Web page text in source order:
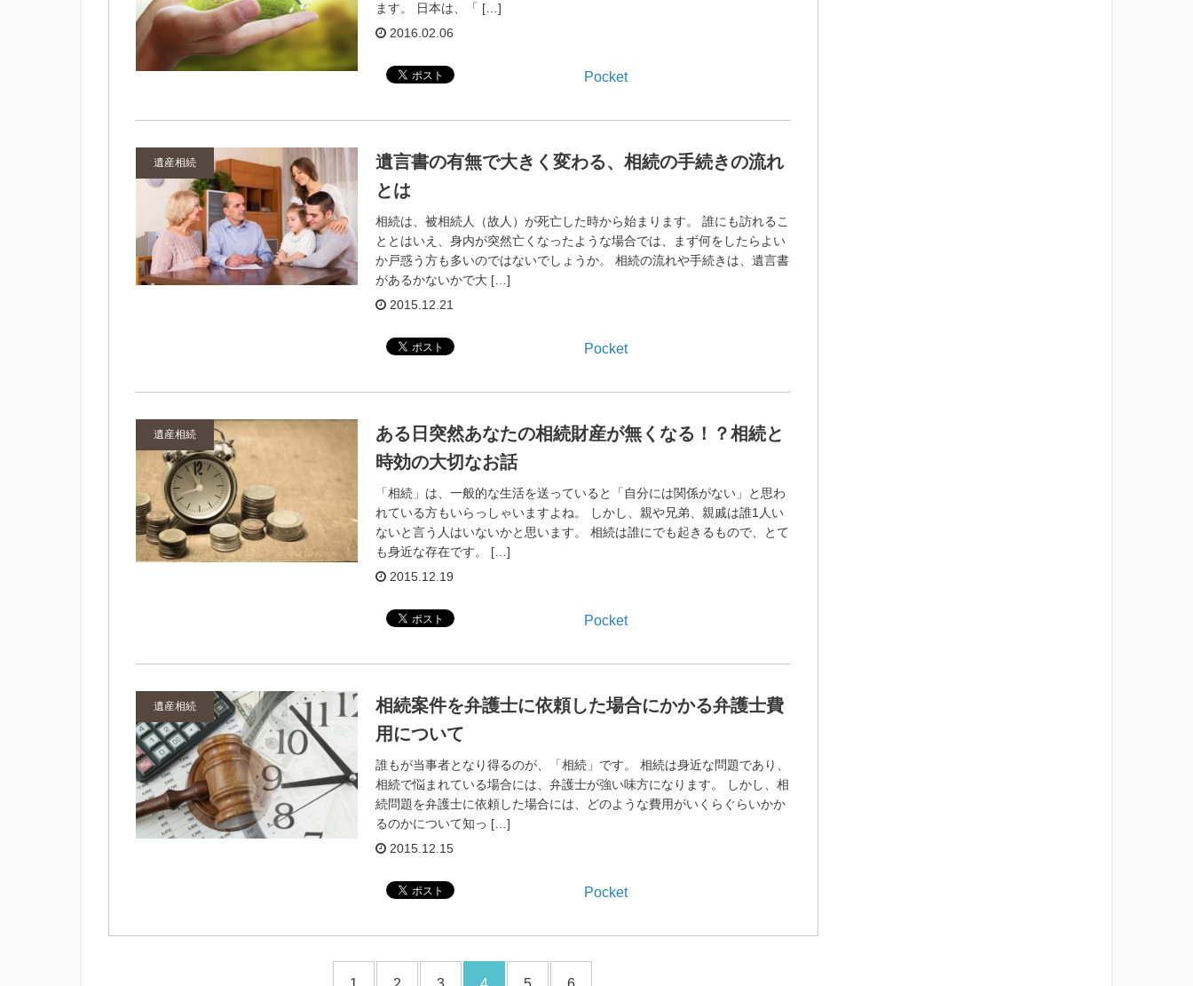
ます。 日本は、「 […]
2016.02.06
Pocket
遺産相続
遺言書の有無で大きく変わる、相続の手続きの流れ
とは
相続は、被相続人（故人）が死亡した時から始まります。 誰にも訪れるこ
ととはいえ、身内が突然亡くなったような場合では、まず何をしたらよい
か戸惑う方も多いのではないでしょうか。 相続の流れや手続きは、遺言書
があるかないかで大 […]
2015.12.21
Pocket
遺産相続
ある日突然あなたの相続財産が無くなる！？相続と
時効の大切なお話
「相続」は、一般的な生活を送っていると「自分には関係がない」と思わ
れている方もいらっしゃいますよね。 しかし、親や兄弟、親戚は誰1人い
ないと言う人はいないかと思います。 相続は誰にでも起きるもので、とて
も身近な存在です。 […]
2015.12.19
Pocket
遺産相続
相続案件を弁護士に依頼した場合にかかる弁護士費
用について
誰もが当事者となり得るのが、「相続」です。 相続は身近な問題であり、
相続で悩まれている場合には、弁護士が強い味方になります。 しかし、相
続問題を弁護士に依頼した場合には、どのような費用がいくらぐらいかか
るのかについて知っ […]
2015.12.15
Pocket